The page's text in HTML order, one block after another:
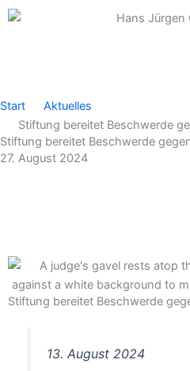
Zum
Start
Aktuelles
Stiftung bereitet Beschwerde
Stiftung bereitet Beschwerde
27. August 2024
Stiftung bereitet Beschwerde
13. August 2024